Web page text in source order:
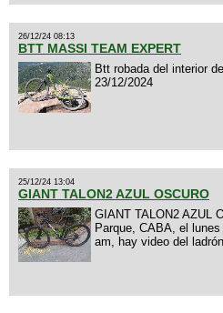
26/12/24 08:13
BTT MASSI TEAM EXPERT
Btt robada del interior
23/12/2024
25/12/24 13:04
GIANT TALON2 AZUL OSCURO
GIANT TALON2 AZUL
Parque, CABA, el
am, hay video del